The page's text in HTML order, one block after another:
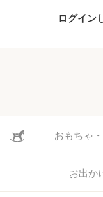
ログイン
おもちゃ
お出か